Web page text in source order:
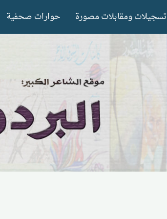
تسجيلات ومقابلات مصورة حوارات صحفية